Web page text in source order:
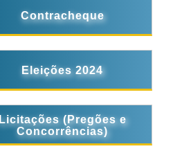
Contracheque
Eleições 2024
Licitações (Pregões e
Concorrências)